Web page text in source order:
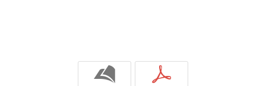
b p